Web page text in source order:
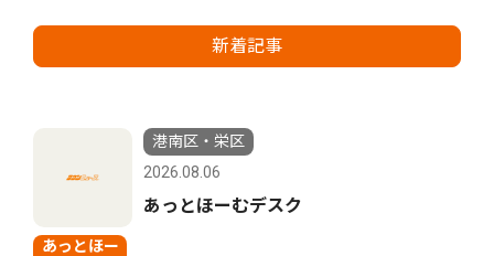
新着記事
あっとほー
港南区・栄区
2026.08.06
あっとほーむデスク